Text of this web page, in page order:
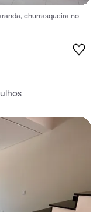
churrasqueira no